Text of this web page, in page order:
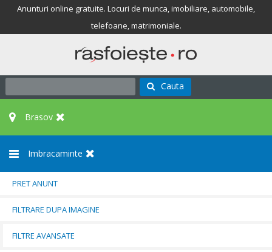
Anunturi online gratuite. Locuri de munca, imobiliare, automobile,
telefoane, matrimoniale.
Cauta
Brasov
Imbracaminte
PRET ANUNT
FILTRARE DUPA IMAGINE
FILTRE AVANSATE